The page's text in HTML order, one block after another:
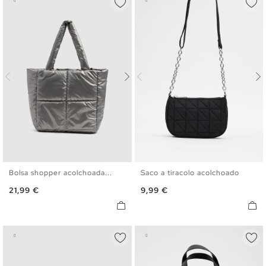
Bolsa shopper acolchoada...
Preço
21,99 €
Saco a tiracolo acolchoado
Preço
9,99 €